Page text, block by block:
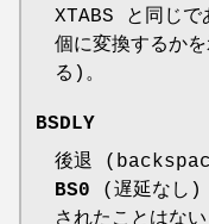
XTABS と同じ
個に変換するか
る)。
BSDLY
後退
BS0 (遅延なし)
されたことはな